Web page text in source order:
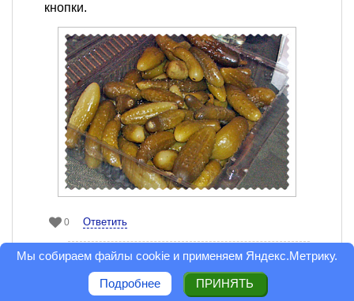
кнопки.
0 Ответить
Люба Мельник
Бывший модератор
23 мая 2008 в 21:01
Сообщить модератору
Мы собираем файлы cookie и применяем Яндекс.Метрику.
Подробнее ПРИНЯТЬ